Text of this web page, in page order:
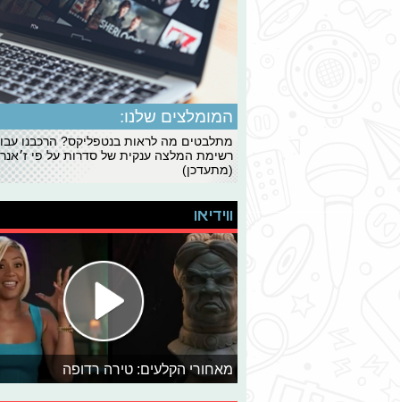
המומלצים שלנו:
מתלבטים מה לראות בנטפליקס? הרכבנו
רשימת המלצה ענקית של סדרות על פי
(מתעדכן)
ווידיאו
מאחורי הקלעים: טירה רדופה